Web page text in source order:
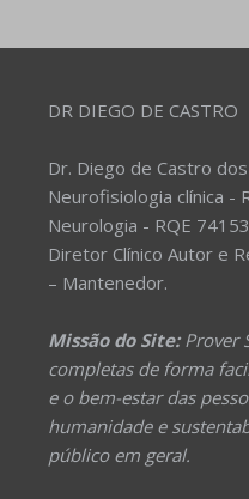
DR DIEGO DE CASTRO
Dr. Diego de Castro
Neurofisiologia clínica -
Neurologia - RQE 74153
Diretor Clínico Autor e
– Mantenedor.
Missão do Site:Prover
completas de forma
e o bem-estar das
humanidade e
público em geral.